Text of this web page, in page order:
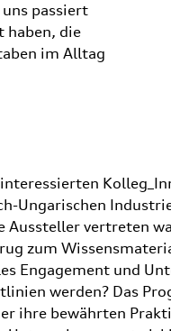
passiert
haben, die
im Alltag
Ungarischen
Aussteller vertreten
zum
Engagement und
werden? Das
ihre bewährten